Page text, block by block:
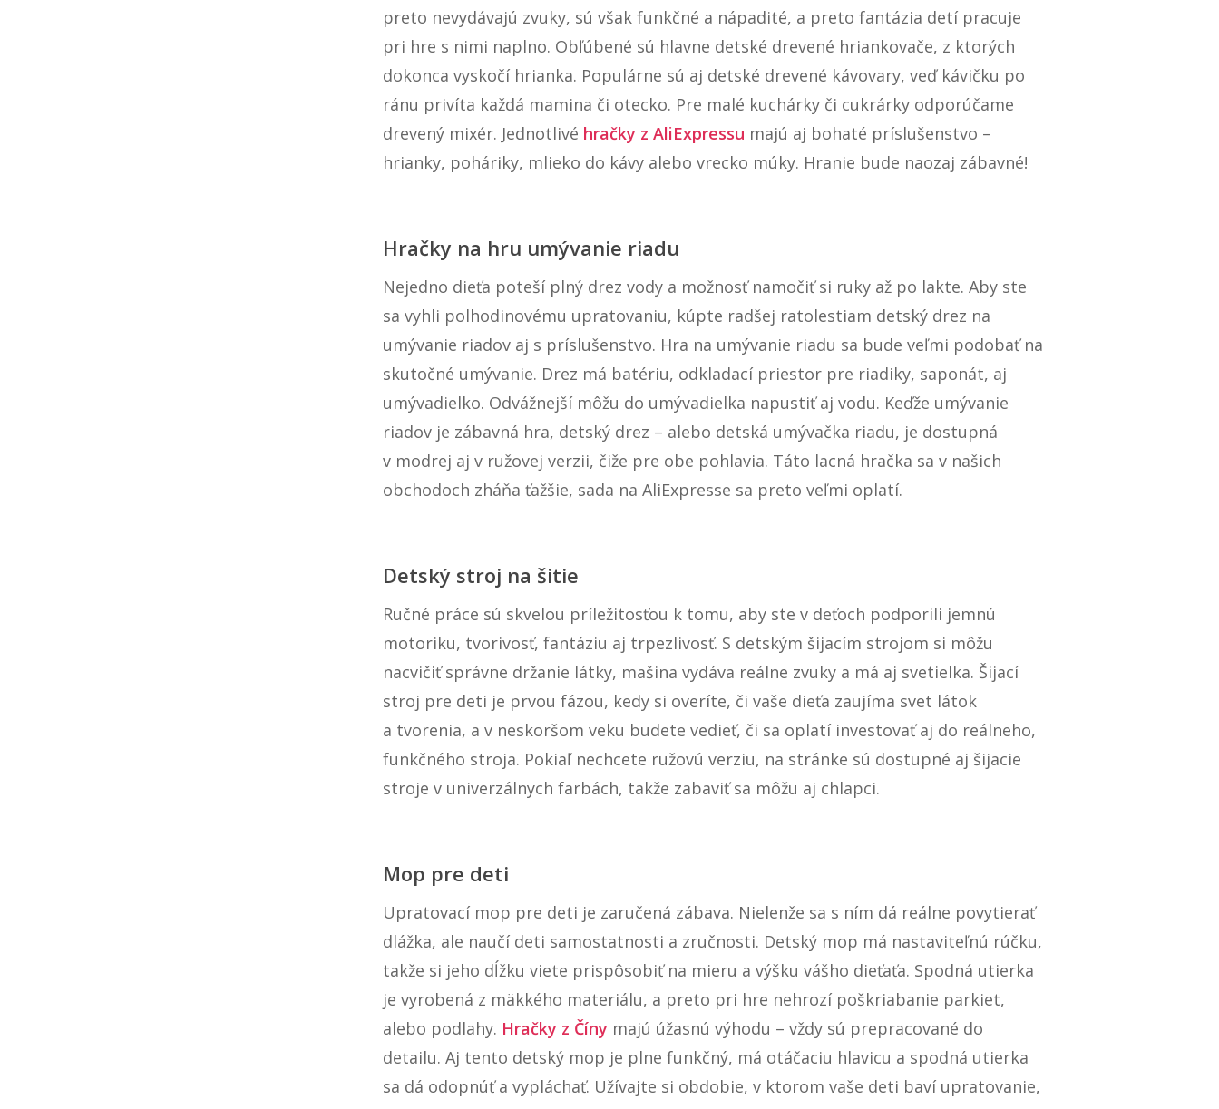
preto nevydávajú zvuky, sú však funkčné a nápadité, a preto fantázia detí pracuje
pri hre s nimi naplno. Obľúbené sú hlavne detské drevené hriankovače, z ktorých
dokonca vyskočí hrianka. Populárne sú aj detské drevené kávovary, veď kávičku po
ránu privíta každá mamina či otecko. Pre malé kuchárky či cukrárky odporúčame
drevený mixér. Jednotlivé hračky z AliExpressu majú aj bohaté príslušenstvo –
hrianky, poháriky, mlieko do kávy alebo vrecko múky. Hranie bude naozaj zábavné!
Hračky na hru umývanie riadu
Nejedno dieťa poteší plný drez vody a možnosť namočiť si ruky až po lakte. Aby ste
sa vyhli polhodinovému upratovaniu, kúpte radšej ratolestiam detský drez na
umývanie riadov aj s príslušenstvo. Hra na umývanie riadu sa bude veľmi podobať na
skutočné umývanie. Drez má batériu, odkladací priestor pre riadiky, saponát, aj
umývadielko. Odvážnejší môžu do umývadielka napustiť aj vodu. Keďže umývanie
riadov je zábavná hra, detský drez – alebo detská umývačka riadu, je dostupná
v modrej aj v ružovej verzii, čiže pre obe pohlavia. Táto lacná hračka sa v našich
obchodoch zháňa ťažšie, sada na AliExpresse sa preto veľmi oplatí.
Detský stroj na šitie
Ručné práce sú skvelou príležitosťou k tomu, aby ste v deťoch podporili jemnú
motoriku, tvorivosť, fantáziu aj trpezlivosť. S detským šijacím strojom si môžu
nacvičiť správne držanie látky, mašina vydáva reálne zvuky a má aj svetielka. Šijací
stroj pre deti je prvou fázou, kedy si overíte, či vaše dieťa zaujíma svet látok
a tvorenia, a v neskoršom veku budete vedieť, či sa oplatí investovať aj do reálneho,
funkčného stroja. Pokiaľ nechcete ružovú verziu, na stránke sú dostupné aj šijacie
stroje v univerzálnych farbách, takže zabaviť sa môžu aj chlapci.
Mop pre deti
Upratovací mop pre deti je zaručená zábava. Nielenže sa s ním dá reálne povytierať
dlážka, ale naučí deti samostatnosti a zručnosti. Detský mop má nastaviteľnú rúčku,
takže si jeho dĺžku viete prispôsobiť na mieru a výšku vášho dieťaťa. Spodná utierka
je vyrobená z mäkkého materiálu, a preto pri hre nehrozí poškriabanie parkiet,
alebo podlahy. Hračky z Číny majú úžasnú výhodu – vždy sú prepracované do
detailu. Aj tento detský mop je plne funkčný, má otáčaciu hlavicu a spodná utierka
sa dá odopnúť a vypláchať. Užívajte si obdobie, v ktorom vaše deti baví upratovanie,